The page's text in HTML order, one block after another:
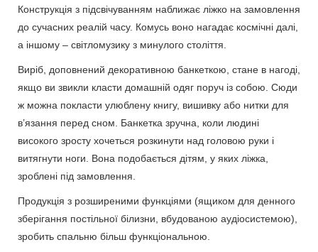
Конструкція з підсвічуванням наближає ліжко на замовлення
до сучасних реалій часу. Комусь воно нагадає космічні далі,
а іншому – світломузику з минулого століття.
Виріб, доповнений декоративною банкеткою, стане в нагоді,
якщо ви звикли класти домашній одяг поруч із собою. Сюди
ж можна покласти улюблену книгу, вишивку або нитки для
в’язання перед сном. Банкетка зручна, коли людині
високого зросту хочеться розкинути над головою руки і
витягнути ноги. Вона подобається дітям, у яких ліжка,
зроблені під замовлення.
Продукція з розширеними функціями (ящиком для денного
зберігання постільної білизни, вбудованою аудіосистемою),
зробить спальню більш функціональною.